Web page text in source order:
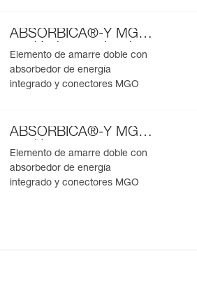
ABSORBICA®-Y MGO
versión internacional
Elemento de amarre doble con
absorbedor de energía
integrado y conectores MGO
ABSORBICA®-Y MGO
versión europea
Elemento de amarre doble con
absorbedor de energía
integrado y conectores MGO